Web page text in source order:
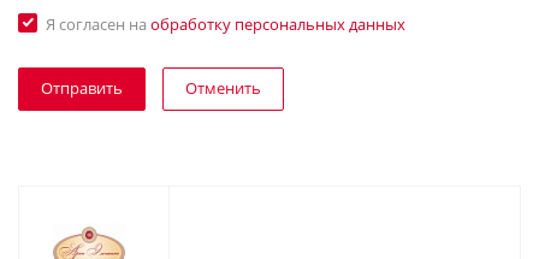
Я согласен на обработку персональных данных
Отменить